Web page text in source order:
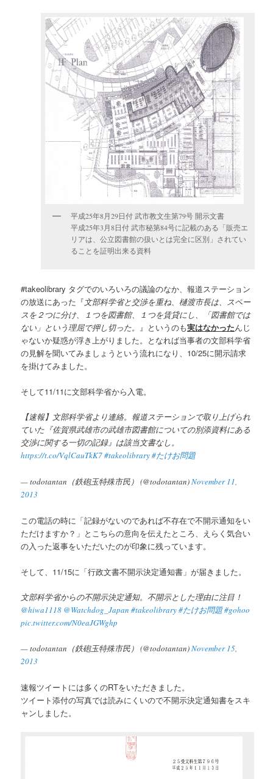
平成25年8月29日付 武市教文生第79号 開示文書
平成25年3月8日付 武市秘第84号に記載のある「販売エ
リアは、公立図書館の扱いとは完全に区別」されてい
ることを証明出来る資料
#takeolibrary タグでのいろいろの議論のなか、報道ステーション
の放送にあった『文部科学省と交渉を重ね、樋渡市長は、スペー
スを２つに分け、１つを図書館、１つを賃貸にし、「図書館では
ない」という理屈で押し切った。 』というのも実はなかったんじ
ゃないか疑惑が浮き上がりました。となれば当事者の文部科学省
の見解を聞いてみましょうという流れになり、10/25に開示請求
を掛けてみました。
そして11/11に文部科学省から入電。
【速報】文部科学省より連絡。報道ステーションで取り上げられ
ていた『佐賀県武雄市の武雄市図書館についての別添資料にある
交渉に関する一切の記録』は該当文書なし。
https://t.co/VqlCauTkK7#takeolibrary#たけお問題
— todotantan（鉄砲玉特殊市民） (@todotantan)November 11,
2013
この電話の時に「記録がないのであれば不存在で不開示通知をい
ただけますか？」とこちらの意向を伝えたところ、えらく気合い
の入った返事をいただいたのが印象に残っています。
そして、11/15に「行政文書不開示決定通知書」が届きました。
文部科学省からの不開示決定通知。不開示とした理由に注目！
@hiwa1118 @Watchdog_Japan #takeolibrary#たけお問題#gohoo
pic.twitter.com/N0eaJGWghp
— todotantan（鉄砲玉特殊市民） (@todotantan)November 15,
2013
速報ツイートには多くのRTをいただきました。
ツイート添付の写真では読みにくいので不開示決定通知書をスキ
ャンしました。